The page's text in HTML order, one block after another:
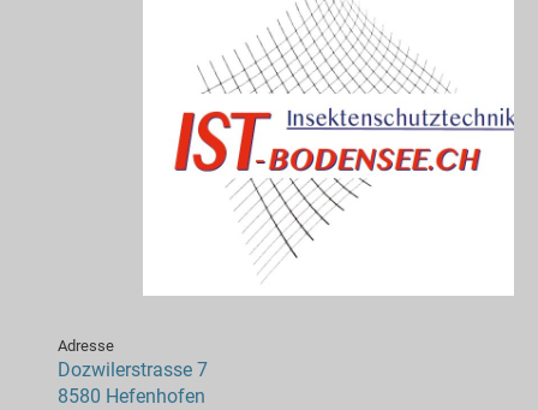
Adresse
Dozwilerstrasse 7
8580 Hefenhofen